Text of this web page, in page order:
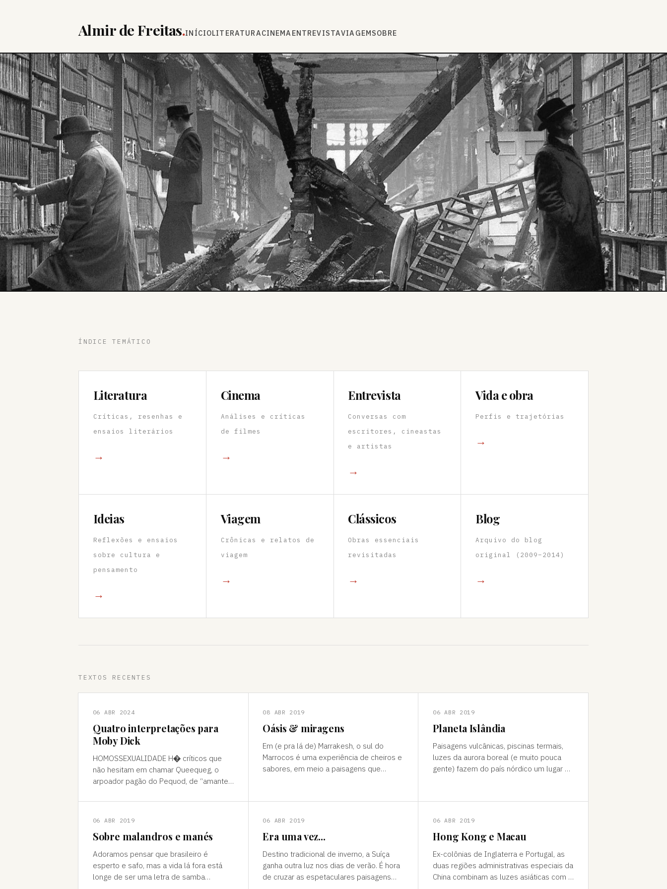
Almir de Freitas.INÍCIOLITERATURACINEMA ENTREVISTAVIAGEMSOBRE
ÍNDICE TEMÁTICO
Literatura
Críticas, resenhas e
ensaios literários
→
Cinema
Análises e críticas
de filmes
→
Entrevista
Conversas com
escritores, cineastas
e artistas
→
Vida e obra
Perfis e trajetórias
→
Ideias
Reflexões e ensaios
sobre cultura e
pensamento
→
Viagem
Crônicas e relatos de
viagem
→
Clássicos
Obras essenciais
revisitadas
→
Blog
Arquivo do blog
original (2009–2014)
→
TEXTOS RECENTES
06 ABR 2024
Quatro interpretações para
Moby Dick
HOMOSSEXUALIDADE H� críticos que
não hesitam em chamar Queequeg, o
arpoador pagão do Pequod, de “amante”
pode ser contestada, mas é compreens
08 ABR 2019
Oásis & miragens
Em (e pra lá de) Marrakesh, o sul do
Marrocos é uma experiência de cheiros e
sabores, em meio a paisagens que
06 ABR 2019
Planeta Islândia
Paisagens vulcânicas, piscinas termais,
luzes da aurora boreal (e muito pouca
gente) fazem do país nórdico um lugar de
06 ABR 2019
Sobre malandros e manés
Adoramos pensar que brasileiro é
esperto e safo, mas a vida lá fora está
longe de ser uma letra de samba
06 ABR 2019
Era uma vez...
Destino tradicional de inverno, a Suíça
ganha outra luz nos dias de verão. É hora
de cruzar as espetaculares paisagens
06 ABR 2019
Hong Kong e Macau
Ex-colônias de Inglaterra e Portugal, as
duas regiões administrativas especiais da
China combinam as luzes asiáticas com o